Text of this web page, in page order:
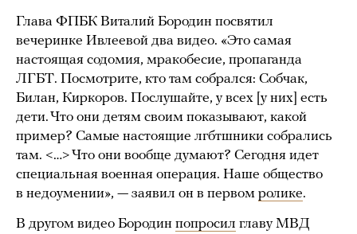
Глава ФПБК Виталий Бородин посвятил
вечеринке Ивлеевой два видео. «Это самая
настоящая содомия, мракобесие, пропаганда
ЛГБТ. Посмотрите, кто там собрался: Собчак,
Билан, Киркоров. Послушайте, у всех [у них] есть
дети. Что они детям своим показывают, какой
пример? Самые настоящие лгбтшники собрались
там. <…> Что они вообще думают? Сегодня идет
специальная военная операция. Наше общество
в недоумении», — заявил он в первом ролике.
В другом видео Бородин попросил главу МВД